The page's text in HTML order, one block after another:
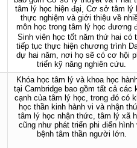
tâm lý học hiện đại, Cơ sở tâm lý
thực nghiệm và giới thiệu về
môn học trong tâm lý học đương
Sinh viên học tốt năm thứ hai có
tiếp tục thực hiện chương trình
dự hai năm, nơi họ sẽ có cơ hội
triển kỹ năng nghiên cứu.
Khóa học tâm lý và khoa học
tại Cambridge bao gồm tất cả các
cạnh của tâm lý học, trong đó có
học thần kinh hành vi và nhận
tâm lý học nhận thức, tâm lý xã
cũng như phát triển phi điển hình
bệnh tâm thần người lớn.